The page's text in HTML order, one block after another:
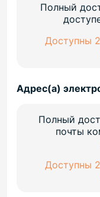
Полный
Доступны
Адрес(а)
Полный
почты
Доступны